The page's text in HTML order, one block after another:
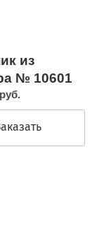
из
№ 10601